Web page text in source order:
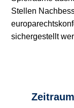
Stellen
sichergestellt
Zeitraum